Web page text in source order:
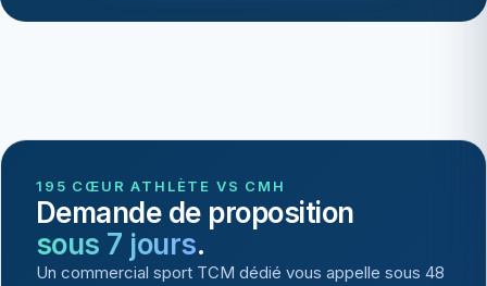
195 CŒUR ATHLÈTE VS CMH
Demande de proposition
sous 7 jours.
Un commercial sport TCM dédié vous appelle sous 48